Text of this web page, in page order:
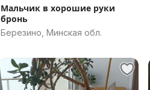
Мальчик в хорошие руки
бронь
Березино, Минская обл.